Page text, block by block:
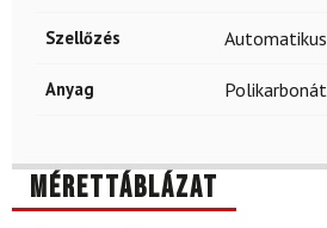
Szellőzés Automatikus
Anyag Polikarbonát
Mérettáblázat